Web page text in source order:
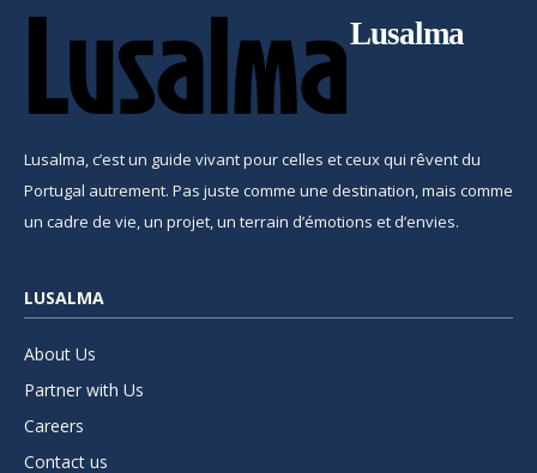
Lusalma
Lusalma, c’est un guide vivant pour celles et ceux qui rêvent du
Portugal autrement. Pas juste comme une destination, mais comme
un cadre de vie, un projet, un terrain d’émotions et d’envies.
LUSALMA
About Us
Partner with Us
Careers
Contact us